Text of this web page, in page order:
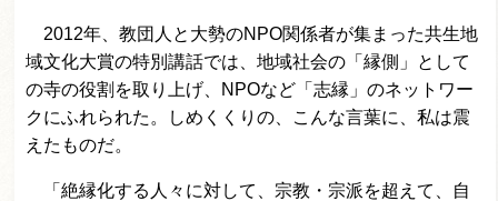
2012年、教団人と大勢のNPO関係者が集まった共生地
域文化大賞の特別講話では、地域社会の「縁側」として
の寺の役割を取り上げ、NPOなど「志縁」のネットワー
クにふれられた。しめくくりの、こんな言葉に、私は震
えたものだ。
「絶縁化する人々に対して、宗教・宗派を超えて、自